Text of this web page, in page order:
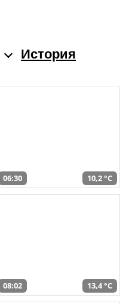
История
06:30 10,2 °C
08:02 13,4 °C